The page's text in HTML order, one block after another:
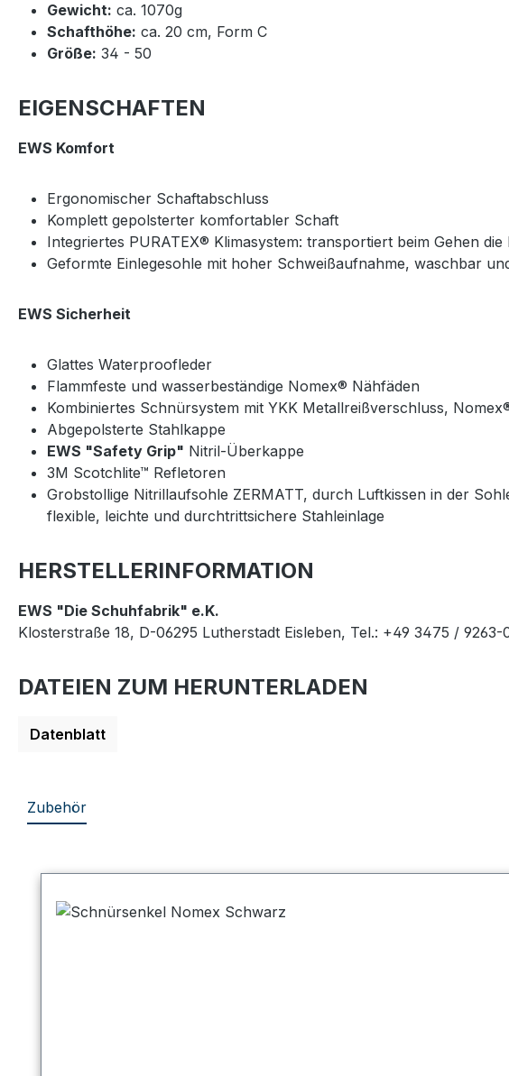
Gewicht: ca. 1070g
Schafthöhe: ca. 20 cm, Form C
Größe: 34 - 50
EIGENSCHAFTEN
EWS Komfort
Ergonomischer Schaftabschluss
Komplett gepolsterter komfortabler Schaft
Integriertes PURATEX® Klimasystem: transportiert beim Gehen
Geformte Einlegesohle mit hoher Schweißaufnahme, waschbar
EWS Sicherheit
Glattes Waterproofleder
Flammfeste und wasserbeständige Nomex® Nähfäden
Kombiniertes Schnürsystem mit YKK Metallreißverschluss,
Abgepolsterte Stahlkappe
EWS "Safety Grip" Nitril-Überkappe
3M Scotchlite™ Refletoren
Grobstollige Nitrillaufsohle ZERMATT, durch Luftkissen in der
flexible, leichte und durchtrittsichere Stahleinlage
HERSTELLERINFORMATION
EWS "Die Schuhfabrik" e.K.
Klosterstraße 18, D-06295 Lutherstadt Eisleben, Tel.: +49 3475 /
DATEIEN ZUM HERUNTERLADEN
Datenblatt
Zubehör